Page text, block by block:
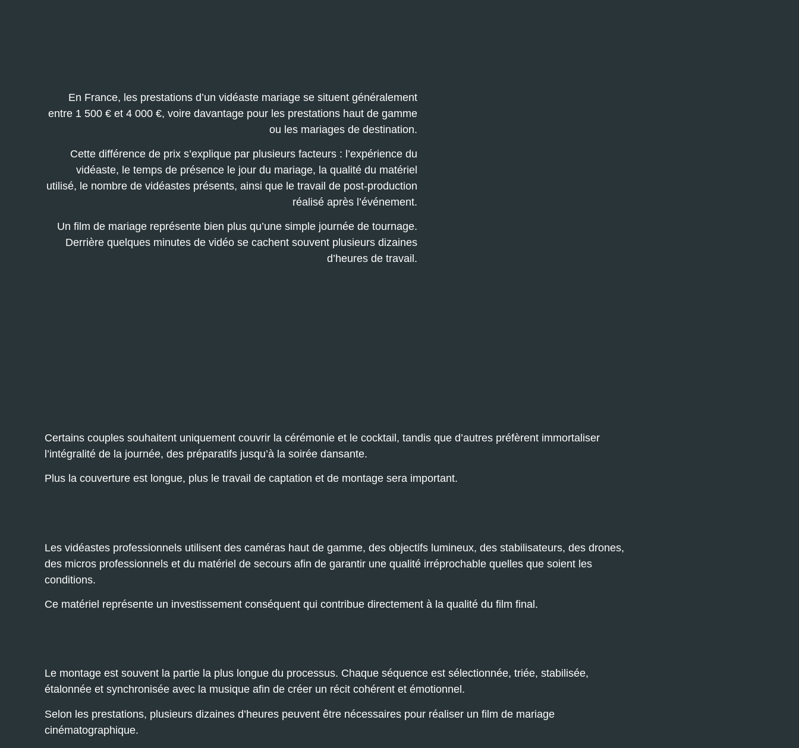
En France, les prestations d’un vidéaste mariage se situent généralement
entre 1 500 € et 4 000 €, voire davantage pour les prestations haut de gamme
ou les mariages de destination.
Cette différence de prix s’explique par plusieurs facteurs : l’expérience du
vidéaste, le temps de présence le jour du mariage, la qualité du matériel
utilisé, le nombre de vidéastes présents, ainsi que le travail de post-production
réalisé après l’événement.
Un film de mariage représente bien plus qu’une simple journée de tournage.
Derrière quelques minutes de vidéo se cachent souvent plusieurs dizaines
d’heures de travail.
Certains couples souhaitent uniquement couvrir la cérémonie et le cocktail, tandis que d’autres préfèrent immortaliser
l’intégralité de la journée, des préparatifs jusqu’à la soirée dansante.
Plus la couverture est longue, plus le travail de captation et de montage sera important.
Les vidéastes professionnels utilisent des caméras haut de gamme, des objectifs lumineux, des stabilisateurs, des drones,
des micros professionnels et du matériel de secours afin de garantir une qualité irréprochable quelles que soient les
conditions.
Ce matériel représente un investissement conséquent qui contribue directement à la qualité du film final.
Le montage est souvent la partie la plus longue du processus. Chaque séquence est sélectionnée, triée, stabilisée,
étalonnée et synchronisée avec la musique afin de créer un récit cohérent et émotionnel.
Selon les prestations, plusieurs dizaines d’heures peuvent être nécessaires pour réaliser un film de mariage
cinématographique.